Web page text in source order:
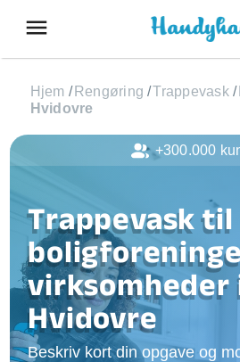
menu
Hjem / Rengøring /Trappevask /
Hvidovre
Trappevask til
virksomheder
Hvidovre
Beskriv kort din opgave og
+300.000